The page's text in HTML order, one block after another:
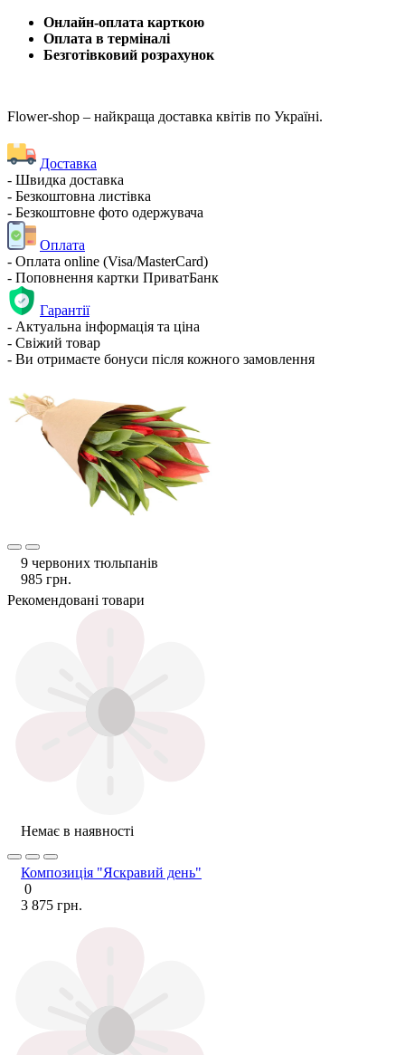
Онлайн-оплата карткою
Оплата в терміналі
Безготівковий розрахунок
Flower-shop – найкраща доставка квітів по Україні.
Доставка
- Швидка доставка
- Безкоштовна листівка
- Безкоштовне фото одержувача
Оплата
- Оплата online (Visa/MasterCard)
- Поповнення картки ПриватБанк
Гарантії
- Актуальна інформація та ціна
- Свіжий товар
- Ви отримаєте бонуси після кожного замовлення
9 червоних тюльпанів
985 грн.
Рекомендовані товари
Немає в наявності
Композиція "Яскравий день"
0
3 875 грн.